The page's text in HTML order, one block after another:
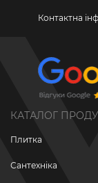
Контактна
КАТАЛОГ
Плитка
Сантехніка